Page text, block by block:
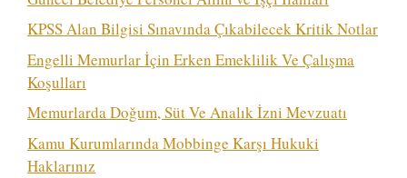
KPSS Alan Bilgisi Sınavında Çıkabilecek Kritik Notlar
Engelli Memurlar İçin Erken Emeklilik Ve Çalışma
Koşulları
Memurlarda Doğum, Süt Ve Analık İzni Mevzuatı
Kamu Kurumlarında Mobbinge Karşı Hukuki
Haklarınız